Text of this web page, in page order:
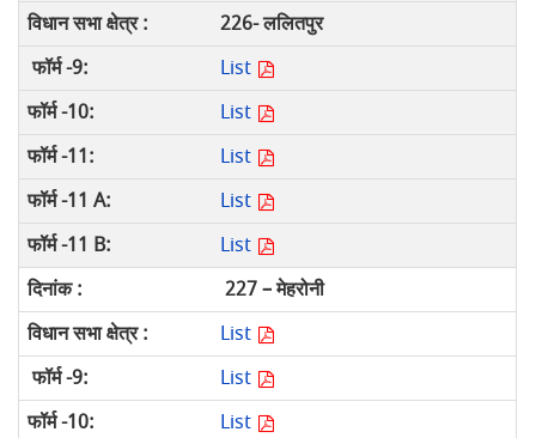
226- ललितपुर
List
List
List
List
List
227 – मेहरोनी
List
List
List